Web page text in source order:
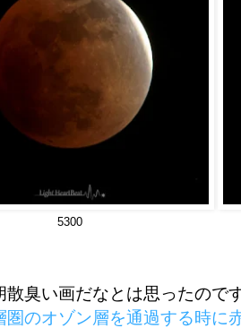
5300
散臭い画だなとは思ったので
圏のオゾン層を通過する時に